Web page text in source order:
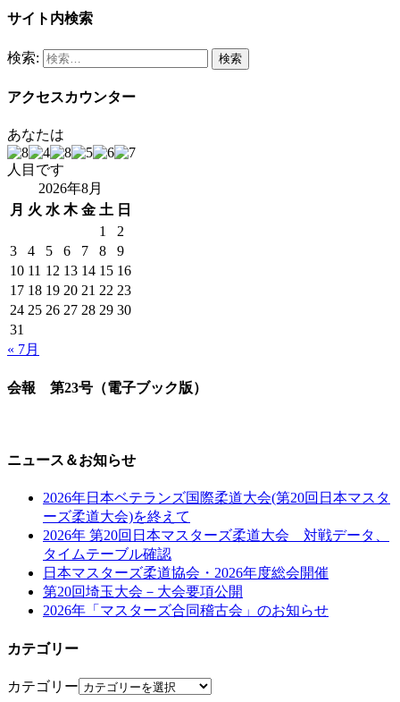
サイト内検索
検索:
アクセスカウンター
あなたは
人目です
2026年8月
月 火 水 木 金 土 日
1
2
3
4 5 6 7 8
9
10 11 12 13 14 15 16
17 18 19 20 21 22 23
24 25 26 27 28 29 30
31
« 7月
会報 第23号（電子ブック版）
ニュース＆お知らせ
2026年日本ベテランズ国際柔道大会(第20回日本マスタ
ーズ柔道大会)を終えて
2026年 第20回日本マスターズ柔道大会 対戦データ、
タイムテーブル確認
日本マスターズ柔道協会・2026年度総会開催
第20回埼玉大会－大会要項公開
2026年「マスターズ合同稽古会」のお知らせ
カテゴリー
カテゴリー